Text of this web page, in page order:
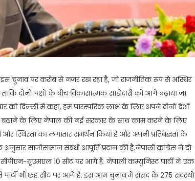
चुनाव पर करीब से नजर रख रहा है, जो राजनीतिक रूप से अस्थिर
दोनों पक्षों के बीच विकासात्मक साझेदारी को आगे बढ़ाया जा
को दिल्ली में कहा, हम पारस्परिक लाभ के लिए अपने दोनों देशों
के लिए नेपाल की नई सरकार के साथ काम करने के लिए
स्थिरता का लगातार समर्थन किया है और अपनी प्रतिबद्धता के
साजोसामान संबंधी आपूर्ति प्रदान की है.नेपाली कांग्रेस ने दो
यूएमएल 10 सीट पर आगे है. नेपाली कम्युनिस्ट पार्टी ने एक
पार्टी भी छह सीट पर आगे है. इस आम चुनाव में संसद के 275 सदस्यों